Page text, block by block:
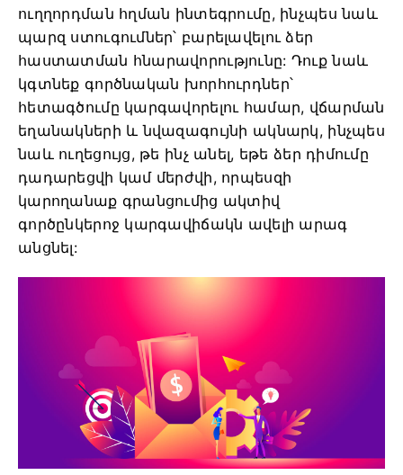
ուղղորդման հղման ինտեգրումը, ինչպես նաև
պարզ ստուգումներ՝ բարելավելու ձեր
հաստատման հնարավորությունը: Դուք նաև
կգտնեք գործնական խորհուրդներ՝
հետագծումը կարգավորելու համար, վճարման
եղանակների և նվազագույնի ակնարկ, ինչպես
նաև ուղեցույց, թե ինչ անել, եթե ձեր դիմումը
դադարեցվի կամ մերժվի, որպեսզի
կարողանաք գրանցումից ակտիվ
գործընկերոջ կարգավիճակն ավելի արագ
անցնել: